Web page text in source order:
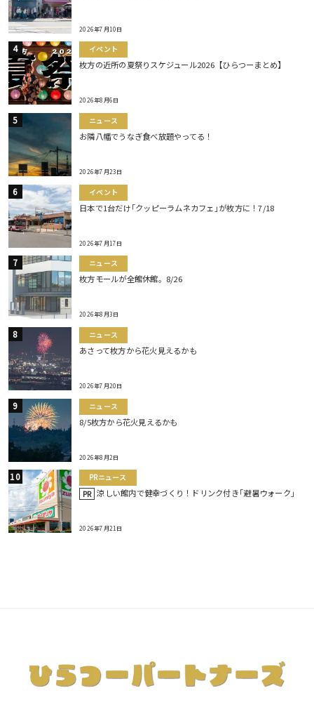
2026年7月10日
イベント
枚方の近所の夏祭りスケジュール2026【ひらつーまとめ】
2026年8月6日
ニュース
お隣八幡でうなぎ食べ放題やってる！
2026年7月23日
イベント
日本で1台だけ｢クッピーラムネカフェ｣が枚方に！7/18
2026年7月17日
ニュース
枚方モールが全館休館。8/26
2026年8月3日
ニュース
あさって枚方から花火見えるかも
2026年7月20日
ニュース
8/5枚方から花火見えるかも
2026年8月2日
PRニュース
PR 涼しい館内で健幸づくり！ドリンク付き｢避暑ウォーク｣
2026年7月21日